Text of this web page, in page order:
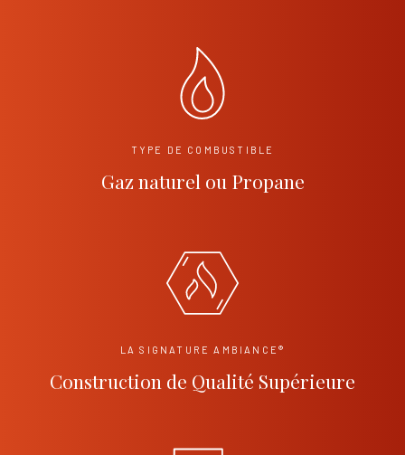
TYPE DE COMBUSTIBLE
Gaz naturel ou Propane
LA SIGNATURE AMBIANCE®
Construction de Qualité Supérieure